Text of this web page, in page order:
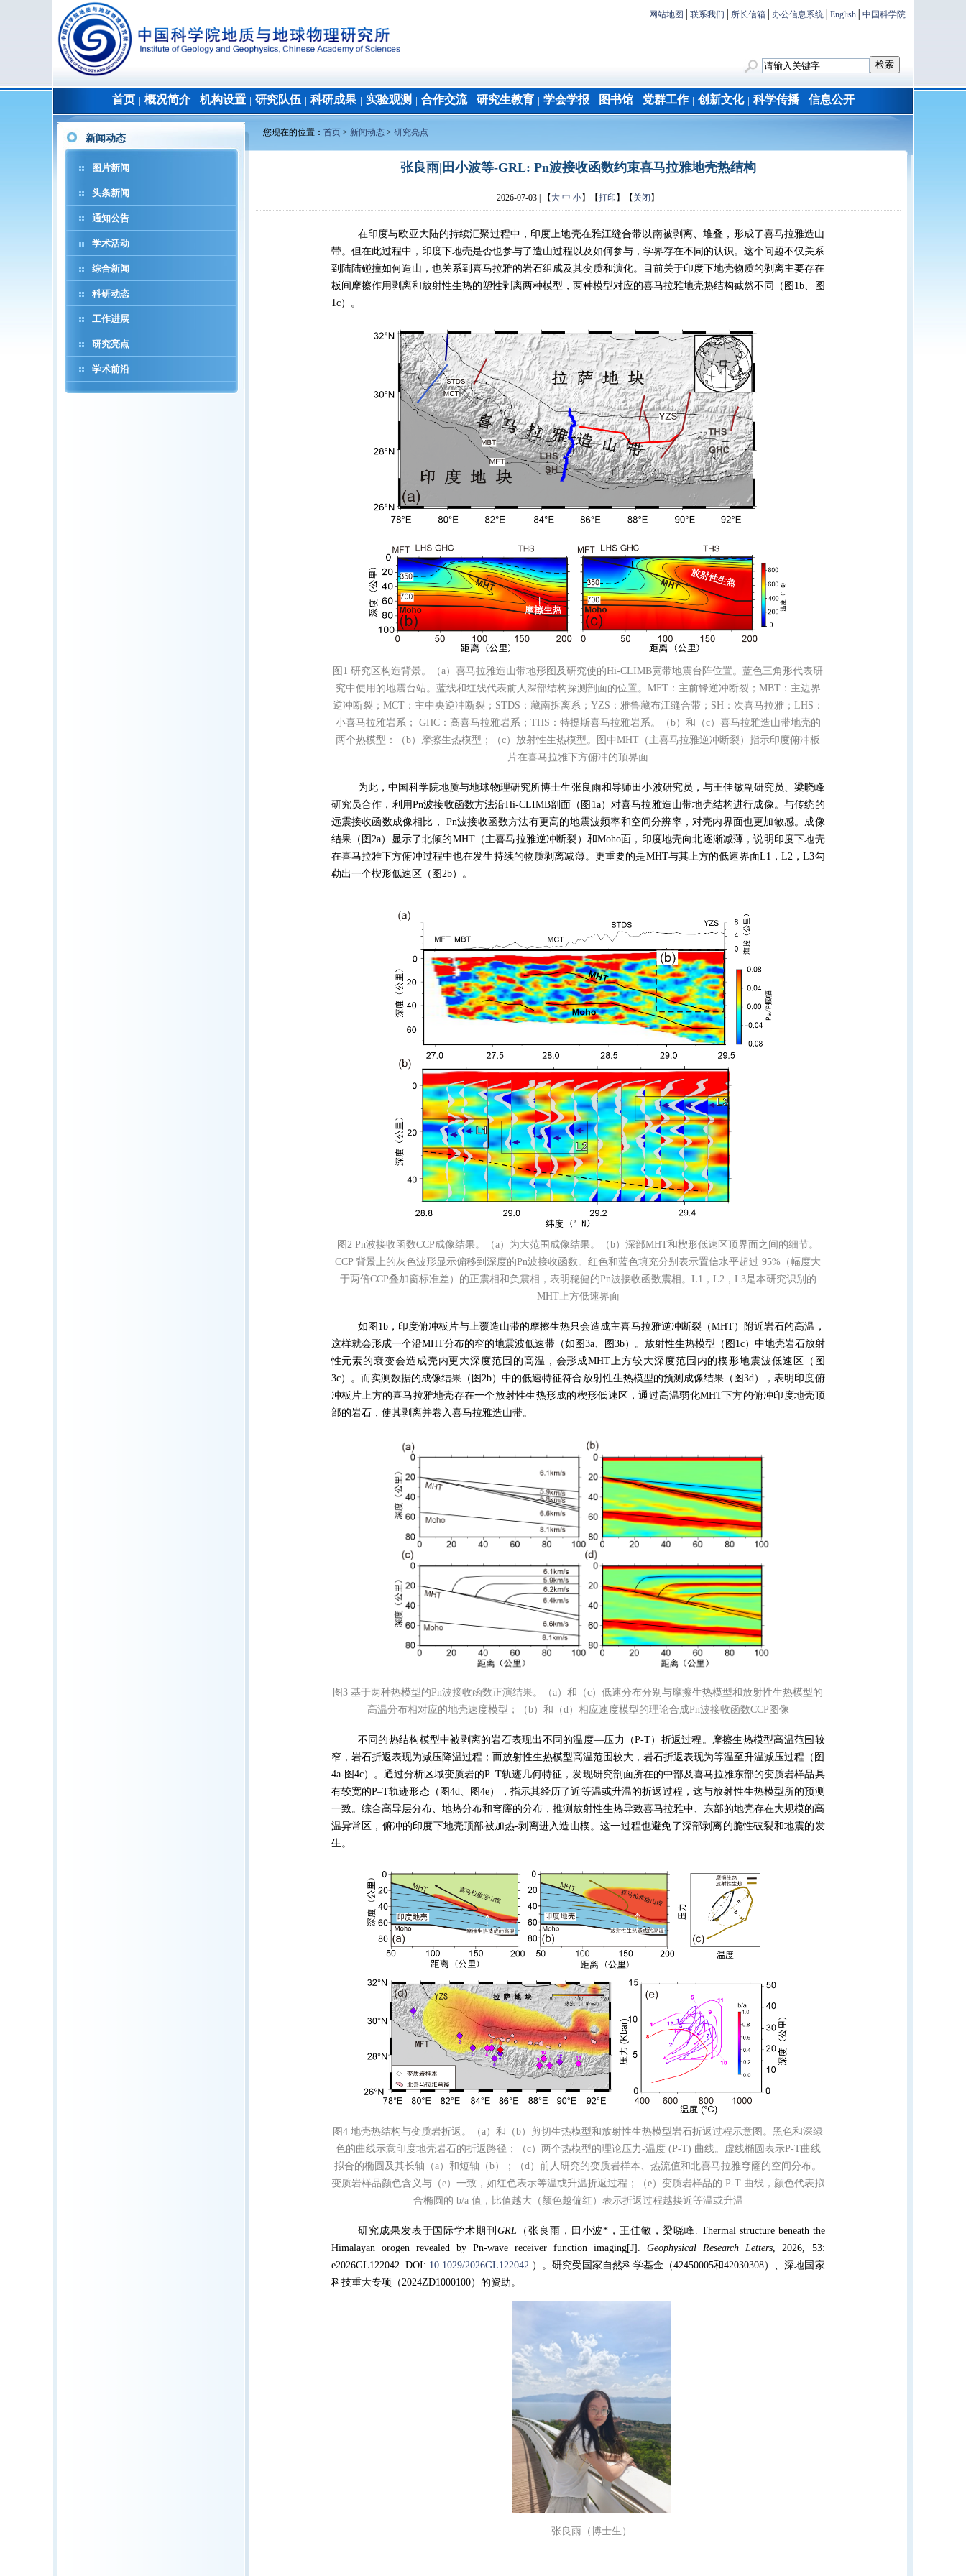
网站地图 联系我们 所长信箱 办公信息系统 English 中国科学院
首页 概况简介│ 机构设置 研究队伍 科研成果│ 实验观测 合作交流│ 研究生教育 学会学报 图书馆 党群工作│ 创新文化│ 科学传播│ 信息公开
新闻动态
图片新闻
头条新闻
通知公告
学术活动
综合新闻
科研动态
工作进展
研究亮点
学术前沿
您现在的位置： 首页 > 新闻动态 > 研究亮点
张良雨|田小波等-GRL: Pn波接收函数约束喜马拉雅地壳热结构
2026-07-03 | 【 大 中 小】【打印 】【 关闭 】
在印度与欧亚大陆的持续汇聚过程中，印度上地壳在雅江缝合带以南被剥离、堆叠，形成了喜马拉雅造山
带。但在此过程中，印度下地壳是否也参与了造山过程以及如何参与，学界存在不同的认识。这个问题不仅关系
到陆陆碰撞如何造山，也关系到喜马拉雅的岩石组成及其变质和演化。目前关于印度下地壳物质的剥离主要存在
板间摩擦作用剥离和放射性生热的塑性剥离两种模型，两种模型对应的喜马拉雅地壳热结构截然不同（图 1b、图
1c）。
图 1 研究区构造背景。（a）喜马拉雅造山带地形图及研究使的Hi-CLIMB宽带地震台阵位置。蓝色三角形代表研
究中使用的地震台站。蓝线和红线代表前人深部结构探测剖面的位置。 MFT：主前锋逆冲断裂； MBT：主边界
逆冲断裂； MCT：主中央逆冲断裂； STDS ：藏南拆离系； YZS ：雅鲁藏布江缝合带； SH：次喜马拉雅； LHS ：
小喜马拉雅岩系； GHC：高喜马拉雅岩系； THS ：特提斯喜马拉雅岩系。（b）和（c）喜马拉雅造山带地壳的
两个热模型：（b）摩擦生热模型；（c）放射性生热模型。图中MHT （主喜马拉雅逆冲断裂）指示印度俯冲板
片在喜马拉雅下方俯冲的顶界面
为此，中国科学院地质与地球物理研究所博士生张良雨和导师田小波研究员，与王佳敏副研究员、梁晓峰
研究员合作，利用Pn波接收函数方法沿Hi-CLIMB剖面（图 1a）对喜马拉雅造山带地壳结构进行成像。与传统的
远震接收函数成像相比， Pn波接收函数方法有更高的地震波频率和空间分辨率，对壳内界面也更加敏感。成像
结果（图2a）显示了北倾的MHT（主喜马拉雅逆冲断裂）和Moho面，印度地壳向北逐渐减薄，说明印度下地壳
在喜马拉雅下方俯冲过程中也在发生持续的物质剥离减薄。更重要的是MHT与其上方的低速界面L1 ，L2 ，L3勾
勒出一个楔形低速区（图 2b）。
图 2 Pn波接收函数CCP成像结果。（a）为大范围成像结果。（b）深部MHT和楔形低速区顶界面之间的细节。
CCP 背景上的灰色波形显示偏移到深度的Pn波接收函数。红色和蓝色填充分别表示置信水平超过 95% （幅度大
于两倍CCP叠加窗标准差）的正震相和负震相，表明稳健的Pn波接收函数震相。 L1 ， L2， L3是本研究识别的
MHT上方低速界面
如图 1b ，印度俯冲板片与上覆造山带的摩擦生热只会造成主喜马拉雅逆冲断裂（MHT）附近岩石的高温，
这样就会形成一个沿MHT分布的窄的地震波低速带（如图 3a、图 3b）。放射性生热模型（图 1c）中地壳岩石放射
性元素的衰变会造成壳内更大深度范围的高温，会形成MHT上方较大深度范围内的楔形地震波低速区（图
3c）。而实测数据的成像结果（图2b）中的低速特征符合放射性生热模型的预测成像结果（图3d），表明印度俯
冲板片上方的喜马拉雅地壳存在一个放射性生热形成的楔形低速区，通过高温弱化MHT下方的俯冲印度地壳顶
部的岩石，使其剥离并卷入喜马拉雅造山带。
图 3 基于两种热模型的Pn波接收函数正演结果。（a）和（c）低速分布分别与摩擦生热模型和放射性生热模型的
高温分布相对应的地壳速度模型；（b）和（d ）相应速度模型的理论合成Pn波接收函数CCP 图像
不同的热结构模型中被剥离的岩石表现出不同的温度—压力（P-T）折返过程。摩擦生热模型高温范围较
窄，岩石折返表现为减压降温过程；而放射性生热模型高温范围较大，岩石折返表现为等温至升温减压过程（图
4a-图 4c）。通过分析区域变质岩的P–T轨迹几何特征，发现研究剖面所在的中部及喜马拉雅东部的变质岩样品具
有较宽的P–T轨迹形态（图 4d、图4e），指示其经历了近等温或升温的折返过程，这与放射性生热模型所的预测
一致。综合高导层分布、地热分布和穹窿的分布，推测放射性生热导致喜马拉雅中、东部的地壳存在大规模的高
温异常区，俯冲的印度下地壳顶部被加热-剥离进入造山楔。这一过程也避免了深部剥离的脆性破裂和地震的发
生。
图4 地壳热结构与变质岩折返。（a）和（b）剪切生热模型和放射性生热模型岩石折返过程示意图。黑色和深绿
色的曲线示意印度地壳岩石的折返路径；（c）两个热模型的理论压力-温度 (P-T) 曲线。虚线椭圆表示P-T曲线
拟合的椭圆及其长轴（a）和短轴（b）；（d）前人研究的变质岩样本、热流值和北喜马拉雅穹窿的空间分布。
变质岩样品颜色含义与（e）一致，如红色表示等温或升温折返过程；（e）变质岩样品的 P-T 曲线，颜色代表拟
合椭圆的 b/a 值，比值越大（颜色越偏红）表示折返过程越接近等温或升温
研究成果发表于国际学术期刊GRL （张良雨，田小波* ，王佳敏，梁晓峰. Thermal structure beneath the
Himalayan orogen revealed by Pn-wave receiver function imaging[J].Geophysical Research Letters, 2026, 53:
e2026GL122042. DOI: 10.1029/2026GL122042. ）。研究受国家自然科学基金（42450005和42030308）、深地国家
科技重大专项（2024ZD1000100）的资助。
张良雨（博士生）